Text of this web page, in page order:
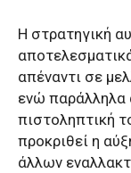
Η στρατηγική
απέναντι σε
ενώ παράλληλα
πιστοληπτική
προκριθεί η
άλλων